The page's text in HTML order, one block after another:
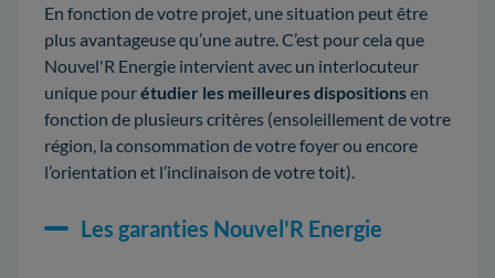
En fonction de votre projet, une situation peut être
plus avantageuse qu’une autre. C’est pour cela que
Nouvel'R Energie intervient avec un interlocuteur
unique pourétudier les meilleures dispositionsen
fonction de plusieurs critères (ensoleillement de votre
région, la consommation de votre foyer ou encore
l’orientation et l’inclinaison de votre toit).
Les garanties Nouvel'R Energie